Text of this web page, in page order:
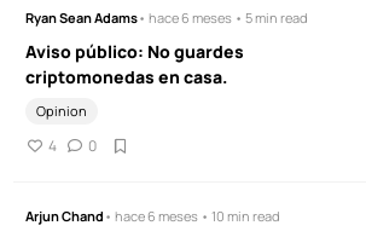
Ryan Sean Adams• hace 6 meses • 5 min read
Aviso público: No guardes
criptomonedas en casa.
Opinion
4 0
Arjun Chand • hace 6 meses • 10 min read